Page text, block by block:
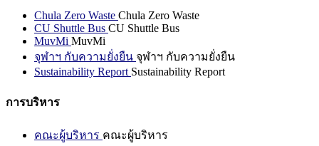
Chula Zero Waste Chula Zero Waste
CU Shuttle Bus CU Shuttle Bus
MuvMi MuvMi
จุฬาฯ กับความยั่งยืน จุฬาฯ กับความยั่งยืน
Sustainability Report Sustainability Report
การบริหาร
คณะผู้บริหาร คณะผู้บริหาร